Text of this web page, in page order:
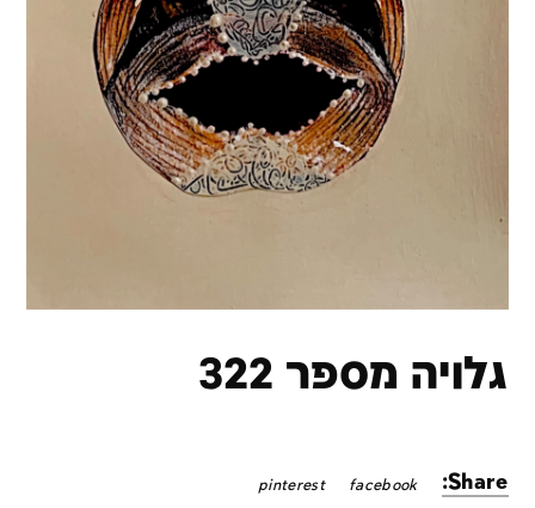
גלויה מספר 322
Share:
facebook
pinterest